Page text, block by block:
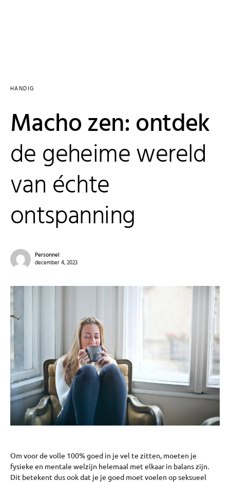
HANDIG
Macho zen: ontdek
de geheime wereld
van échte
ontspanning
Personnel
december 4, 2023
Om voor de volle 100% goed in je vel te zitten, moeten je
fysieke en mentale welzijn helemaal met elkaar in balans zijn.
Dit betekent dus ook dat je je goed moet voelen op seksueel